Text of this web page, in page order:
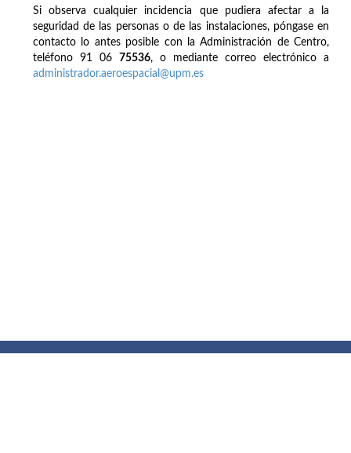
Si observa cualquier incidencia que pudiera afectar a la
seguridad de las personas o de las instalaciones, póngase en
contacto lo antes posible con la Administración de Centro,
teléfono 91 06 75536, o mediante correo electrónico a
administrador.aeroespacial@upm.es